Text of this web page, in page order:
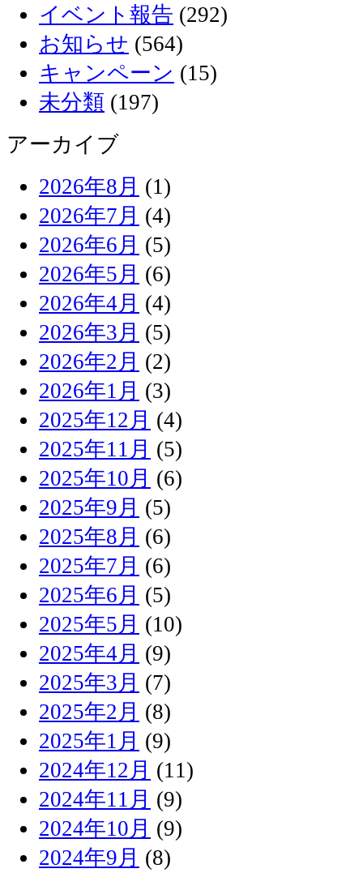
イベント報告 (292)
お知らせ (564)
キャンペーン (15)
未分類 (197)
アーカイブ
2026年8月 (1)
2026年7月 (4)
2026年6月 (5)
2026年5月 (6)
2026年4月 (4)
2026年3月 (5)
2026年2月 (2)
2026年1月 (3)
2025年12月 (4)
2025年11月 (5)
2025年10月 (6)
2025年9月 (5)
2025年8月 (6)
2025年7月 (6)
2025年6月 (5)
2025年5月 (10)
2025年4月 (9)
2025年3月 (7)
2025年2月 (8)
2025年1月 (9)
2024年12月 (11)
2024年11月 (9)
2024年10月 (9)
2024年9月 (8)